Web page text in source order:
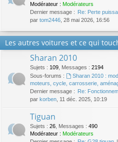
Modérateur : Modérateurs
Dernier message :
Re: Perte
par tom2446 , 28 mai 2026, 16:56
Les autres voitures et ce qui
Sharan 2010
Sujets : 109 Messages : 2194
Sous-forums :
Sharan 2010 :
moteurs, cycle, carrosserie,
Dernier message :
Re:
par korben , 11 déc. 2025, 10:19
Tiguan
Sujets : 26 Messages : 490
Modérateur : Modérateurs